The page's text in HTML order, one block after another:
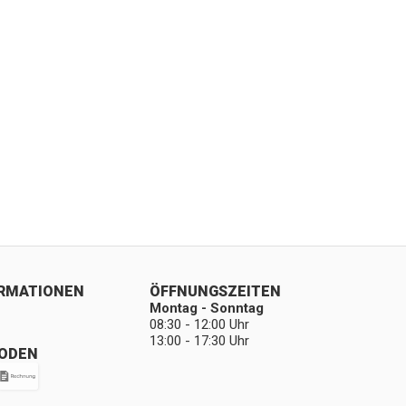
ÖFFNUNGSZEITEN
Montag - Sonntag
08:30 - 12:00 Uhr
13:00 - 17:30 Uhr